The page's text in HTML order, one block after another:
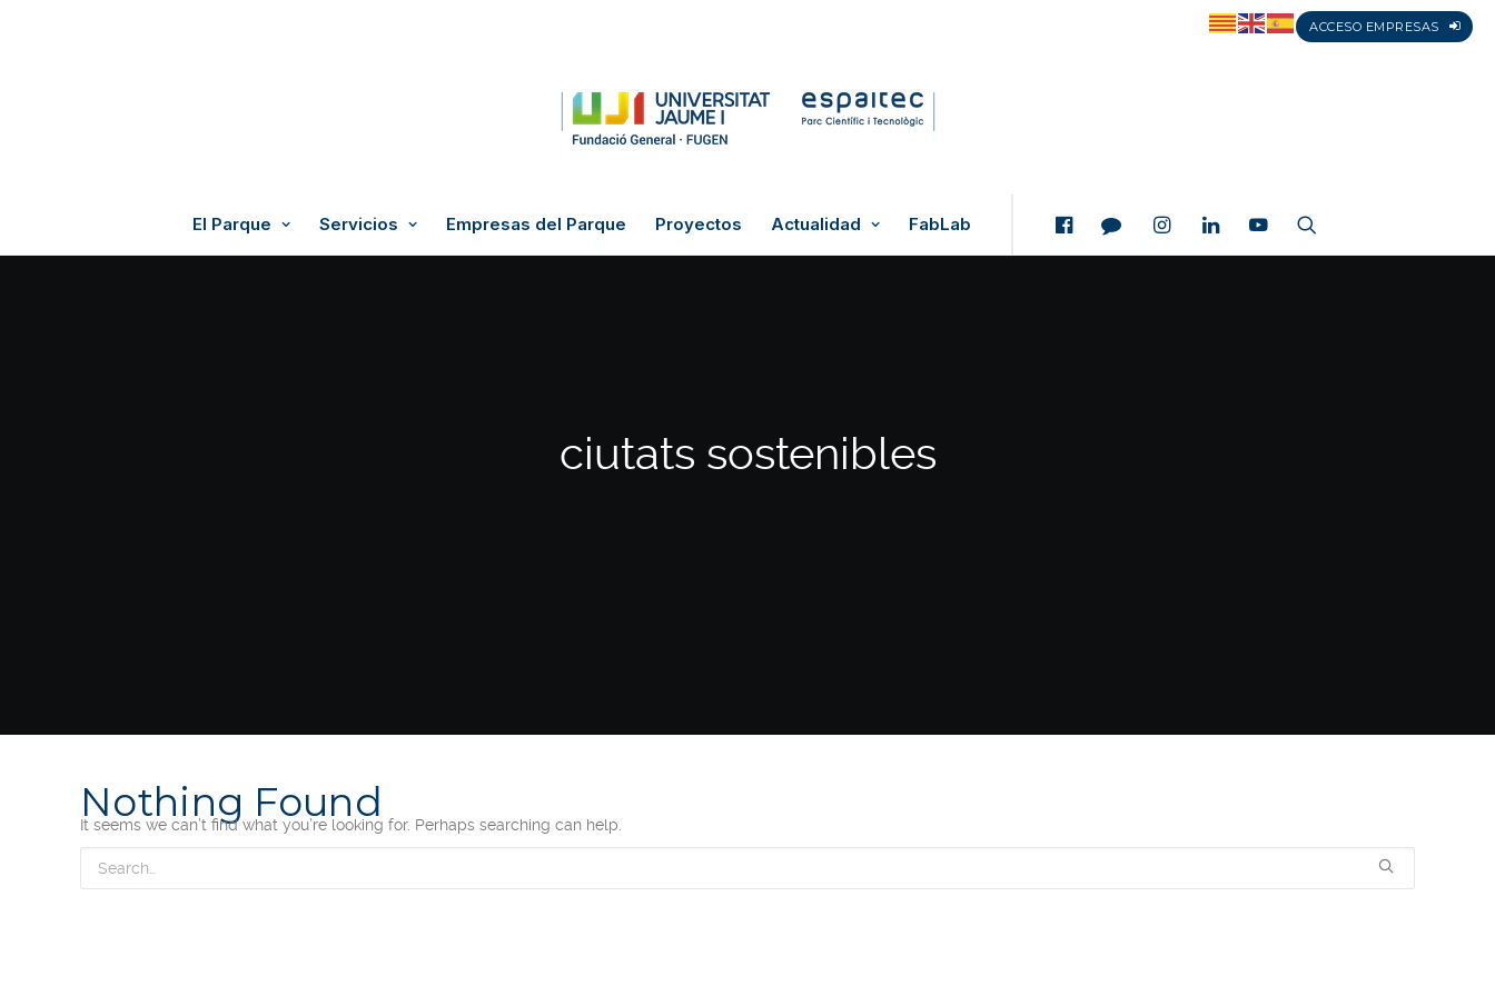
ACCESO EMPRESAS
El Parque Servicios Empresas del Parque Proyectos Actualidad FabLab
ciutats sostenibles
Nothing Found
It seems we can’t find what you’re looking for. Perhaps searching can help.